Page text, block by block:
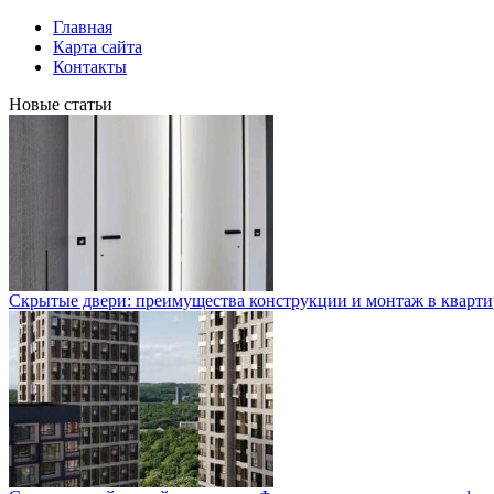
Главная
Карта сайта
Контакты
Новые статьи
Скрытые двери: преимущества конструкции и монтаж в